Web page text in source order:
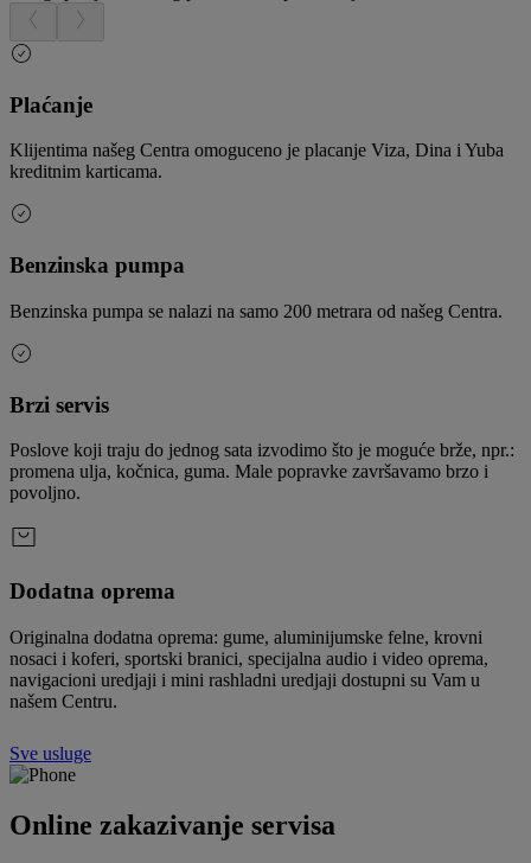
Plaćanje
Klijentima našeg Centra omoguceno je placanje Viza, Dina i Yuba
kreditnim karticama.
Benzinska pumpa
Benzinska pumpa se nalazi na samo 200 metrara od našeg Centra.
Brzi servis
Poslove koji traju do jednog sata izvodimo što je moguće brže, npr.:
promena ulja, kočnica, guma. Male popravke završavamo brzo i
povoljno.
Dodatna oprema
Originalna dodatna oprema: gume, aluminijumske felne, krovni
nosaci i koferi, sportski branici, specijalna audio i video oprema,
navigacioni uredjaji i mini rashladni uredjaji dostupni su Vam u
našem Centru.
Sve usluge
Online zakazivanje servisa